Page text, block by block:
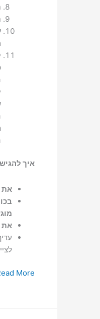
איך
את
את
קול
פרס
More »